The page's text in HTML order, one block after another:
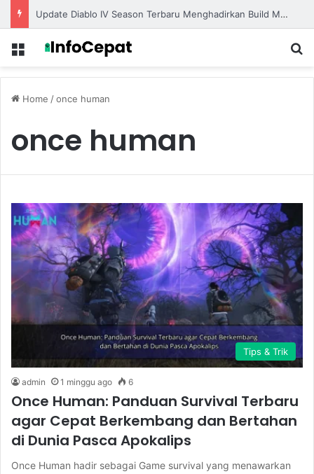
Update Diablo IV Season Terbaru Menghadirkan Build Meta Kuat untuk Dominasi Pertarungan
Menu
Home /once human
once human
Tips & Trik
admin 1 minggu ago 6
Once Human: Panduan Survival Terbaru
agar Cepat Berkembang dan Bertahan
di Dunia Pasca Apokalips
Once Human hadir sebagai Game survival yang menawarkan